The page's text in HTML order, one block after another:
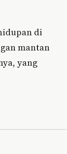
di
mantan
yang